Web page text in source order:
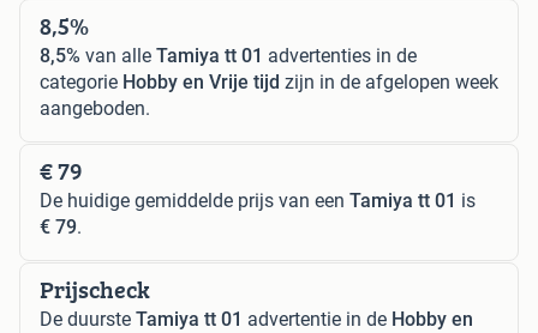
8,5%
8,5% van alle Tamiya tt 01 advertenties in de
categorie Hobby en Vrije tijd zijn in de afgelopen week
aangeboden.
€ 79
De huidige gemiddelde prijs van een Tamiya tt 01 is
€ 79.
Prijscheck
De duurste Tamiya tt 01 advertentie in de Hobby en